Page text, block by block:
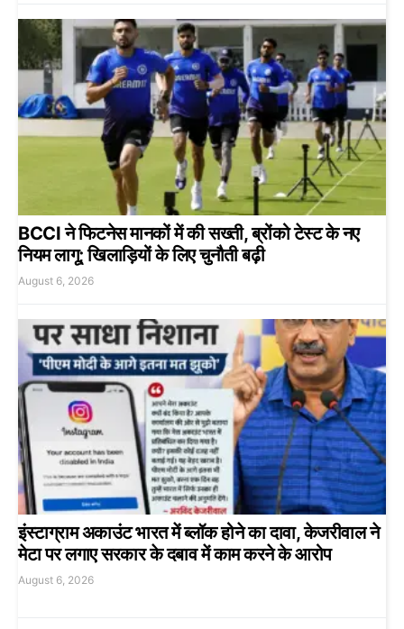
BCCI ने फिटनेस मानकों में की सख्ती, ब्रोंको टेस्ट के नए
नियम लागू; खिलाड़ियों के लिए चुनौती बढ़ी
August 6, 2026
इंस्टाग्राम अकाउंट भारत में ब्लॉक होने का दावा, केजरीवाल ने
मेटा पर लगाए सरकार के दबाव में काम करने के आरोप
August 6, 2026